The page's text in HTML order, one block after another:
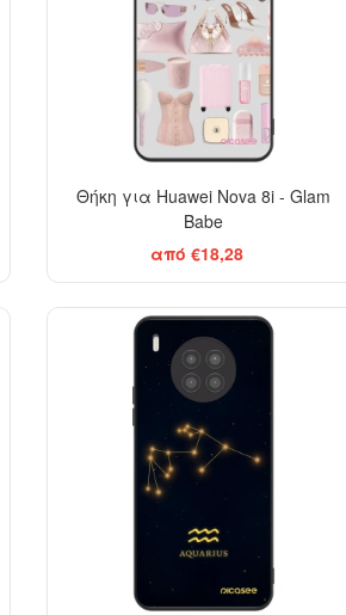
Θήκη για Huawei Nova 8i - Glam
Babe
από €18,28